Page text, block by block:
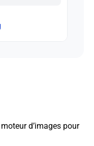
d’images pour